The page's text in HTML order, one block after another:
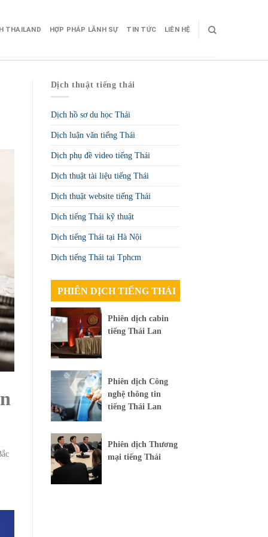
THAILAND HỢP PHÁP LÃNH SỰ TIN TỨC LIÊN HỆ
Dịch thuật tiếng thái
Dịch hồ sơ du học Thái
Dịch luận văn tiếng Thái
Dịch phụ đề video tiếng Thái
Dịch thuật tài liệu tiếng Thái
Dịch thuật website tiếng Thái
Dịch tiếng Thái kỹ thuật
Dịch tiếng Thái tại Hà Nội
Dịch tiếng Thái tại Tphcm
PHIÊN DỊCH TIẾNG THÁI
Phiên dịch cabin
tiếng Thái Lan
Phiên dịch Công
nghệ thông tin
tiếng Thái Lan
Phiên dịch Thương
mại tiếng Thái